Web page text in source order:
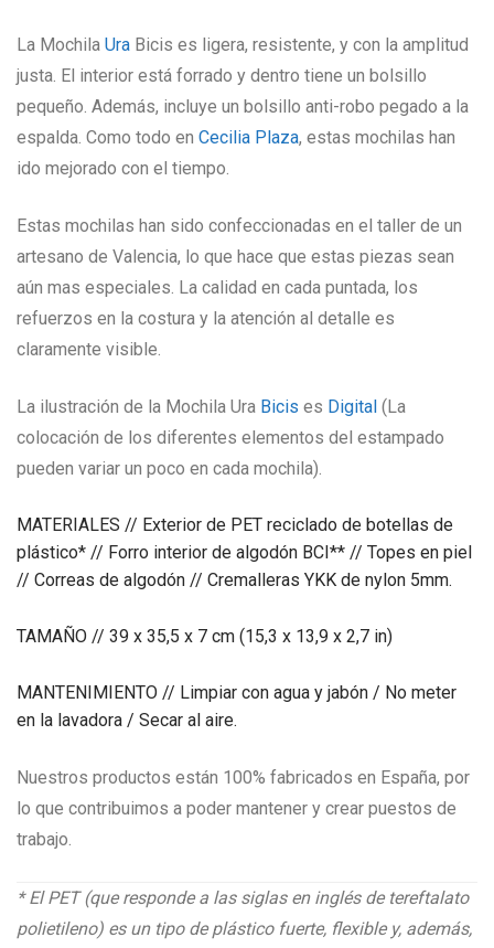
La Mochila Ura Bicis es ligera, resistente, y con la amplitud
justa. El interior está forrado y dentro tiene un bolsillo
pequeño. Además, incluye un bolsillo anti-robo pegado a la
espalda. Como todo en Cecilia Plaza, estas mochilas han
ido mejorado con el tiempo.
Estas mochilas han sido confeccionadas en el taller de un
artesano de Valencia, lo que hace que estas piezas sean
aún mas especiales. La calidad en cada puntada, los
refuerzos en la costura y la atención al detalle es
claramente visible.
La ilustración de la Mochila Ura Bicis es Digital (La
colocación de los diferentes elementos del estampado
pueden variar un poco en cada mochila).
MATERIALES // Exterior de PET reciclado de botellas de
plástico* // Forro interior de algodón BCI** // Topes en piel
// Correas de algodón // Cremalleras YKK de nylon 5mm.
TAMAÑO // 39 x 35,5 x 7 cm (15,3 x 13,9 x 2,7 in)
MANTENIMIENTO // Limpiar con agua y jabón / No meter
en la lavadora / Secar al aire.
Nuestros productos están 100% fabricados en España, por
lo que contribuimos a poder mantener y crear puestos de
trabajo.
* El PET (que responde a las siglas en inglés de tereftalato
polietileno) es un tipo de plástico fuerte, flexible y, además,